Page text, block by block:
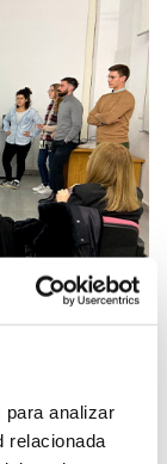
analizar
relacionada